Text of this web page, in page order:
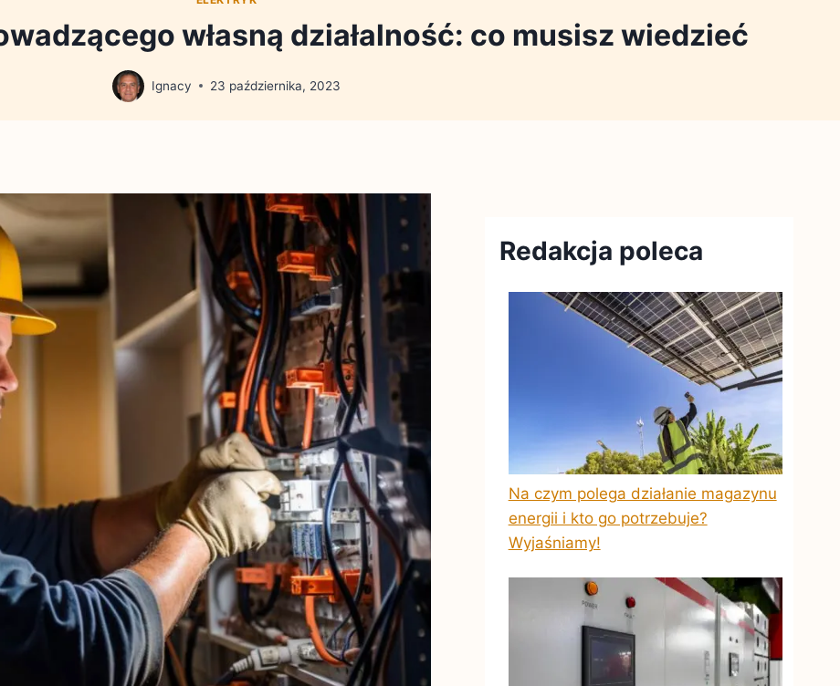
własną działalność: co musisz wiedzieć
Ignacy 23 października, 2023
Redakcja poleca
Na czym polega działanie magazynu
energii i kto go potrzebuje?
Wyjaśniamy!